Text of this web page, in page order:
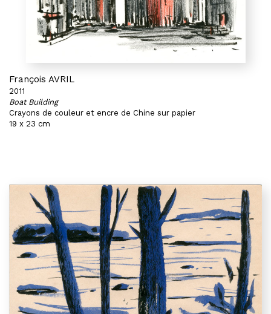
François AVRIL
2011
Boat Building
Crayons de couleur et encre de Chine sur papier
19 x 23 cm